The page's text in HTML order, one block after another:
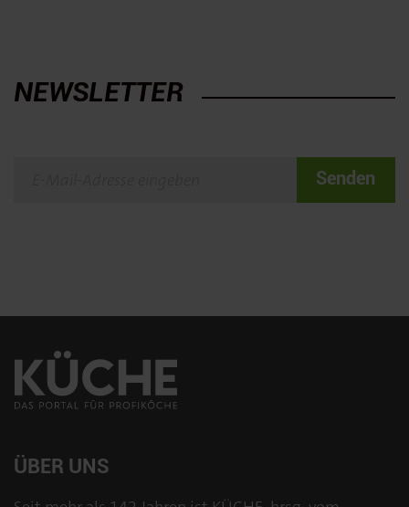
NEWSLETTER
Senden
ÜBER UNS